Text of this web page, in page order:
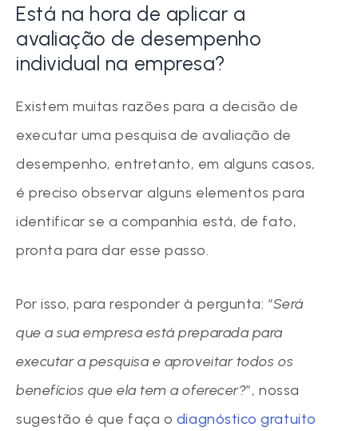
Está na hora de aplicar a
avaliação de desempenho
individual na empresa?
Existem muitas razões para a decisão de
executar uma pesquisa de avaliação de
desempenho, entretanto, em alguns casos,
é preciso observar alguns elementos para
identificar se a companhia está, de fato,
pronta para dar esse passo.
Por isso, para responder à pergunta: “Será
que a sua empresa está preparada para
executar a pesquisa e aproveitar todos os
benefícios que ela tem a oferecer?”, nossa
sugestão é que faça o diagnóstico gratuito